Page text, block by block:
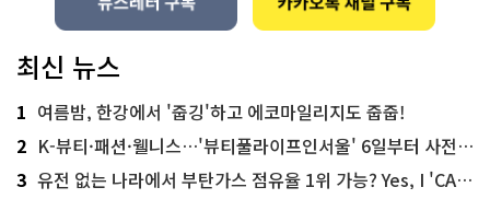
최신 뉴스
1 여름밤, 한강에서 '줍깅'하고 에코마일리지도 줍줍!
2 K-뷰티·패션·웰니스…'뷰티풀라이프인서울' 6일부터 사전 예약
3 유전 없는 나라에서 부탄가스 점유율 1위 가능? Yes, I 'CAN'